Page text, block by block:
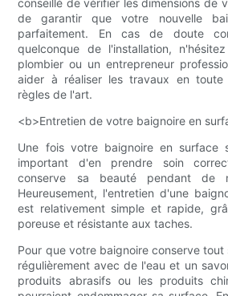
conseillé de vérifier les dimensions de
de garantir que votre nouvelle
parfaitement. En cas de doute
quelconque de l'installation,
plombier ou un entrepreneur
aider à réaliser les travaux en
règles de l'art.
<b>Entretien de votre baignoire en
Une fois votre baignoire en surface
important d'en prendre soin
conserve sa beauté pendant de
Heureusement, l'entretien d'une
est relativement simple et rapide,
poreuse et résistante aux taches.
Pour que votre baignoire conserve
régulièrement avec de l'eau et un
produits abrasifs ou les produits